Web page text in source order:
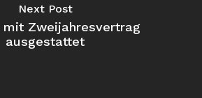
Next Post
mit Zweijahresvertrag
ausgestattet